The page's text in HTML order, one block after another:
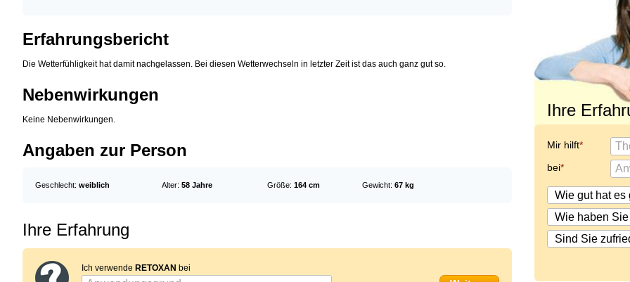
Erfahrungsbericht
Die Wetterfühligkeit hat damit nachgelassen. Bei diesen Wetterwechseln in letzter Zeit ist das auch ganz gut so.
Nebenwirkungen
Keine Nebenwirkungen.
Angaben zur Person
Geschlecht: weiblich Alter: 58 Jahre Größe: 164 cm Gewicht: 67 kg
Ihre Erfahrung
Ich verwende RETOXAN bei
Ihre
Mir hilft
bei